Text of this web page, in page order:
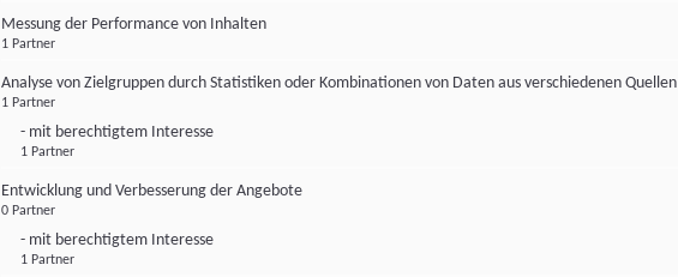
Messung der Performance von Inhalten
1 Partner
Analyse von Zielgruppen durch Statistiken oder Kombinationen von Daten aus verschiedenen Quellen
1 Partner
- mit berechtigtem Interesse
1 Partner
Entwicklung und Verbesserung der Angebote
0 Partner
- mit berechtigtem Interesse
1 Partner